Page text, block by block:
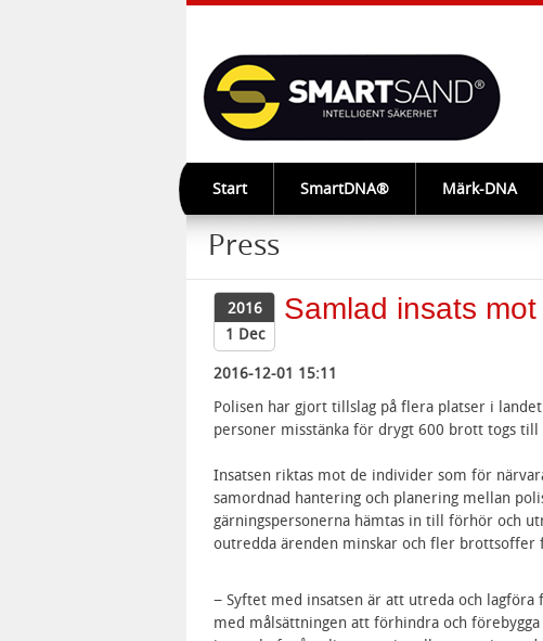
Start SmartDNA® Märk-DNA
Press
2016
1 Dec
Samlad insats
2016-12-01 15:11
Polisen har gjort tillslag på flera platser i
personer misstänka för drygt 600 brott togs
Insatsen riktas mot de individer som för
samordnad hantering och planering mellan
gärningspersonerna hämtas in till förhör och
outredda ärenden minskar och fler brottsoffer
− Syftet med insatsen är att utreda och
med målsättningen att förhindra och